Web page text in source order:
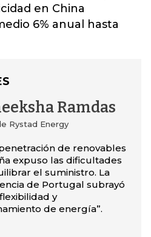
en China
6% anual hasta
Ramdas
Rystad Energy
de renovables
expuso las dificultades
el suministro. La
de Portugal subrayó
y
de energía”.